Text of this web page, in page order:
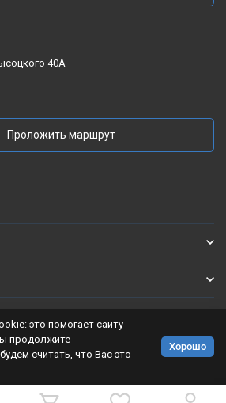
40А
Проложить маршрут
данныхэто помогает сайту
продолжите
считать, что Вас это
Хорошо